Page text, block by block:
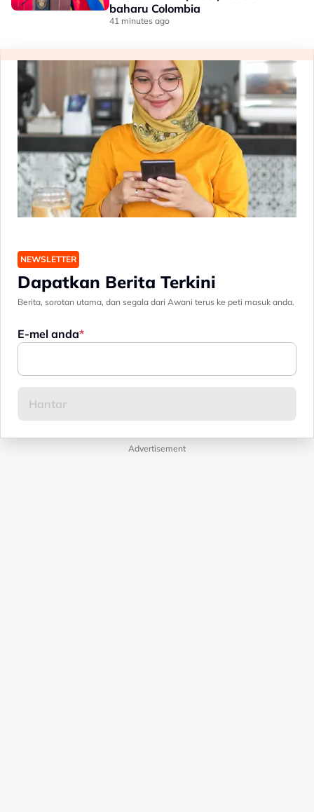
baharu Colombia
41 minutes ago
NEWSLETTER
Dapatkan Berita Terkini
Berita, sorotan utama, dan segala dari Awani terus ke peti masuk anda.
E-mel anda
Advertisement